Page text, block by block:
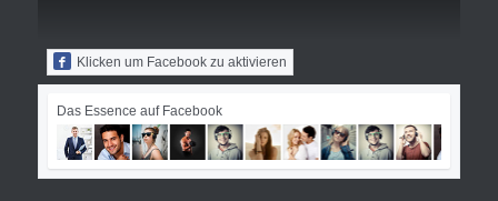
Klicken um Facebook zu aktivieren
Das Essence auf Facebook